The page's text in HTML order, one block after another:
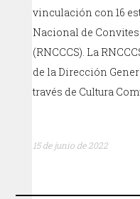
vinculación con 16
Nacional de
(RNCCCS). La
de la Dirección
través de Cultura
15 de junio de 2022